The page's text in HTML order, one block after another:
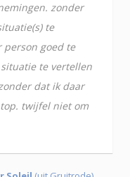
zonder
te
person goed te
te vertellen
dat ik daar
twijfel niet om